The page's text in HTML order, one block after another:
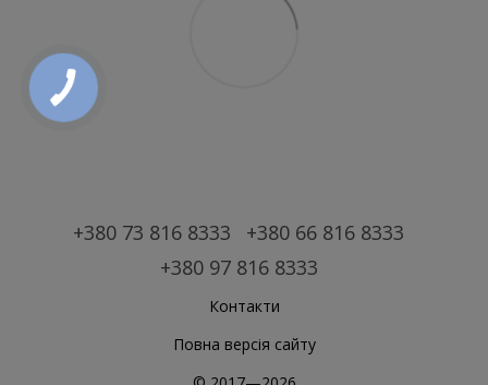
+380 73 816 8333
+380 66 816 8333
+380 97 816 8333
Контакти
Повна версія сайту